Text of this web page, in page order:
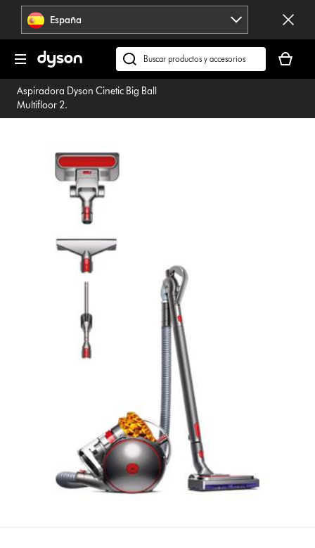
Omitir
navegación España
Buscar
en
dyson.es
cesta
está
Aspiradora Dyson Cinetic Big Ball
Multifloor 2.